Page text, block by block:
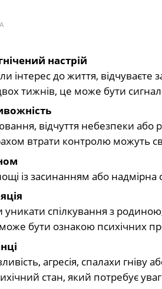
настрій
інтерес до життя,
тижнів, це може бути
відчуття небезпеки або
втрати контролю можуть
із засинанням або
спілкування з
може бути ознакою психічних
агресія, спалахи
стан, який потребує